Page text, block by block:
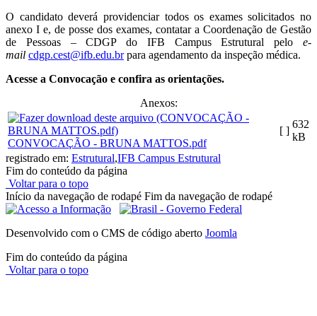
O candidato deverá providenciar todos os exames solicitados no
anexo I e, de posse dos exames, contatar a Coordenação de Gestão
de Pessoas – CDGP do IFB Campus Estrutural pelo e-
mail cdgp.cest@ifb.edu.brpara agendamento da inspeção médica.
Acesse a Convocação e confira as orientações.
Anexos:
CONVOCAÇÃO - BRUNA MATTOS.pdf
[ ]
632
kB
registrado em: Estrutural,IFB Campus Estrutural
Fim do conteúdo da página
Voltar para o topo
Início da navegação de rodapé Fim da navegação de rodapé
Desenvolvido com o CMS de código aberto Joomla
Fim do conteúdo da página
Voltar para o topo